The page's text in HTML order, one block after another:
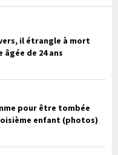
il étrangle à mort
de 24 ans
pour être tombée
enfant (photos)